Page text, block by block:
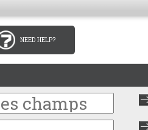
NEED HELP?